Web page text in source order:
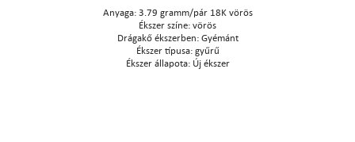
Anyaga: 3.79 gramm/pár 18K vörös
Ékszer színe: vörös
Drágakő ékszerben: Gyémánt
Ékszer típusa: gyűrű
Ékszer állapota: Új ékszer